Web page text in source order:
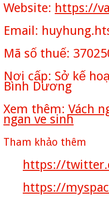
Website: https://
Email:
Mã số thuế:
Nơi cấp: Sở kế
Bình Dương
Xem thêm: Vách
ngan ve sinh
Tham khảo thêm
https://
https://